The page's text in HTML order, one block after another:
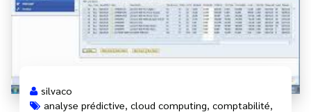
silvaco
analyse prédictive, cloud computing, comptabilité,